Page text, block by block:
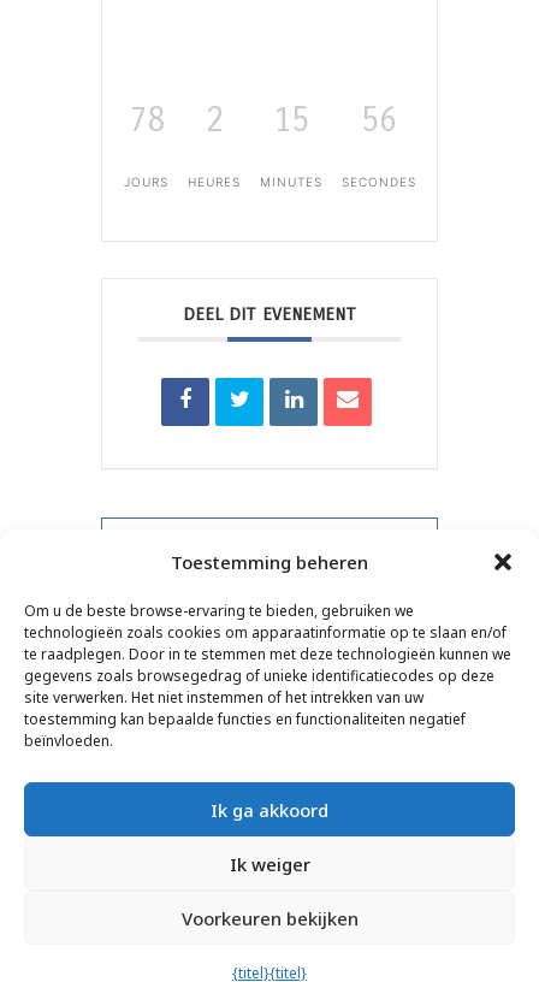
Toestemming beheren
Om u de beste browse-ervaring te bieden, gebruiken we
technologieën zoals cookies om apparaatinformatie op te slaan en/of
te raadplegen. Door in te stemmen met deze technologieën kunnen we
gegevens zoals browsegedrag of unieke identificatiecodes op deze
site verwerken. Het niet instemmen of het intrekken van uw
toestemming kan bepaalde functies en functionaliteiten negatief
beïnvloeden.
Ik ga akkoord
Ik weiger
Voorkeuren bekijken
{titel}{titel}
78
JOURS
2
HEURES
15
MINUTES
56
SECONDES
DEEL DIT EVENEMENT
NXT-evenement
© 2025 – FRÉDÉRIC LENOIR – ALLE RECHTEN VOORBEHOUDEN